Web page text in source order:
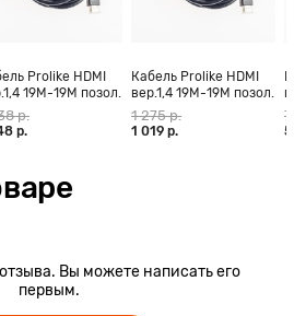
Prolike HDMI
19М-19М позол.
ферритовые
30 м
р.
р.
Кабель Prolike HDMI
вер.1,4 19М-19М позол.
конт., ферритовые
кольца, 20 м
1 275 р.
1 019 р.
Вы можете написать его
первым.